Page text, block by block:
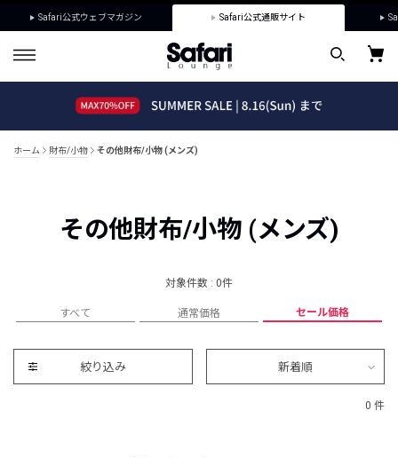
Safari公式ウェブマガジン Safari公式通販サイト
ホーム 財布/小物 その他財布/小物 (メンズ)
その他財布/小物 (メンズ)
対象件数 : 0件
すべて 通常価格 セール価格
絞り込み 新着順
0 件